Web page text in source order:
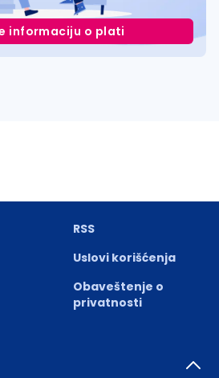
informaciju o plati
RSS
Uslovi korišćenja
Obaveštenje o
privatnosti